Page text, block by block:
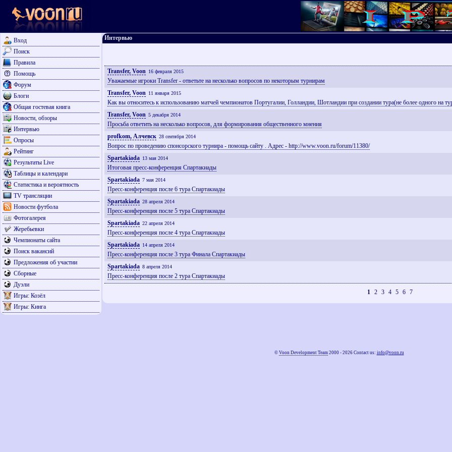
Вход
Поиск
Правила
Помощь
Форум
Блоги
Общая гостевая книга
Новости, обзоры
Интервью
Опросы
Рейтинг
Результаты Live
Таблицы и календари
Статистика и вероятность
TV трансляции
Новости футбола
Фотогалерея
Жеребьевки
Чемпионаты сайта
Поиск вакансий
Предложения об участии
Сборные
Дуэли
Игры: Козёл
Игры: Кинга
Интервью
Transfer, Voon 16 февраля 2015
Уважаемые игроки Transfer - ответьте на несколько вопросов по некоторым турнирам
Transfer, Voon 11 января 2015
Как вы относитесь к использованию матчей чемпионатов Португалии, Голландии, Шотландии при создании тура(не более одного на
Transfer, Voon 5 декабря 2014
Просьба ответить на несколько вопросов, для формирования общественного мнения
profkom, Алчевск 28 сентября 2014
Вопрос по проведению спонсорского турнира - помощь сайту . Адрес - http://www.voon.ru/forum/11380/
Spartakiada 13 мая 2014
Итоговая пресс-конференция Спартакиады
Spartakiada 7 мая 2014
Пресс-конференция после 6 тура Спартакиады
Spartakiada 28 апреля 2014
Пресс-конференция после 5 тура Спартакиады
Spartakiada 22 апреля 2014
Пресс-конференция после 4 тура Спартакиады
Spartakiada 14 апреля 2014
Пресс-конференция после 3 тура Финала Спартакиады
Spartakiada 8 апреля 2014
Пресс-конференция после 2 тура Спартакиады
1 2 3 4 5 6 7
© Voon Development Team2000 - 2026 Contact us: info@voon.ru